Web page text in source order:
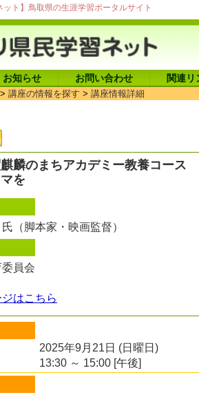
ット】鳥取県の生涯学習ポータルサイト
お知らせ お問い合わせ 関連リ
> 講座の情報を探す > 講座情報詳細
麟のまちアカデミー教養コース
を
脚本家・映画監督）
員会
はこちら
2025年9月21日 (日曜日)
13:30 ～ 15:00 [午後]